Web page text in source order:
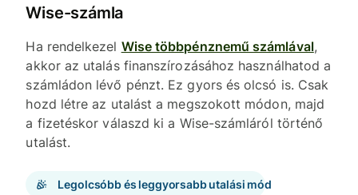
Wise-számla
Ha rendelkezel Wise többpénznemű számlával,
akkor az utalás finanszírozásához használhatod a
számládon lévő pénzt. Ez gyors és olcsó is. Csak
hozd létre az utalást a megszokott módon, majd
a fizetéskor válaszd ki a Wise-számláról történő
utalást.
Legolcsóbb és leggyorsabb utalási mód